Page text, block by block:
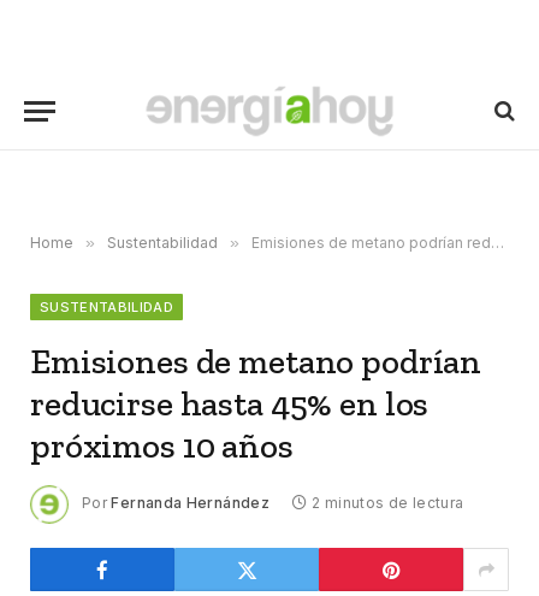
Home » Sustentabilidad » Emisiones de metano podrían reducirse hasta 45% en los próximos 10 años
SUSTENTABILIDAD
Emisiones de metano podrían
reducirse hasta 45% en los
próximos 10 años
Por Fernanda Hernández 2 minutos de lectura